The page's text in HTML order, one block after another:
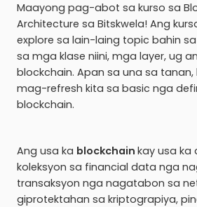
Maayong pag-abot sa kurso sa
Architecture sa Bitskwela! Ang
explore sa lain-laing topic bahin
sa mga klase niini, mga layer, ug
blockchain. Apan sa una sa
mag-refresh kita sa basic nga
blockchain.
Ang usa ka blockchain kay usa ka
koleksyon sa financial data nga
transaksyon nga nagatabon sa
giprotektahan sa kriptograpiya,